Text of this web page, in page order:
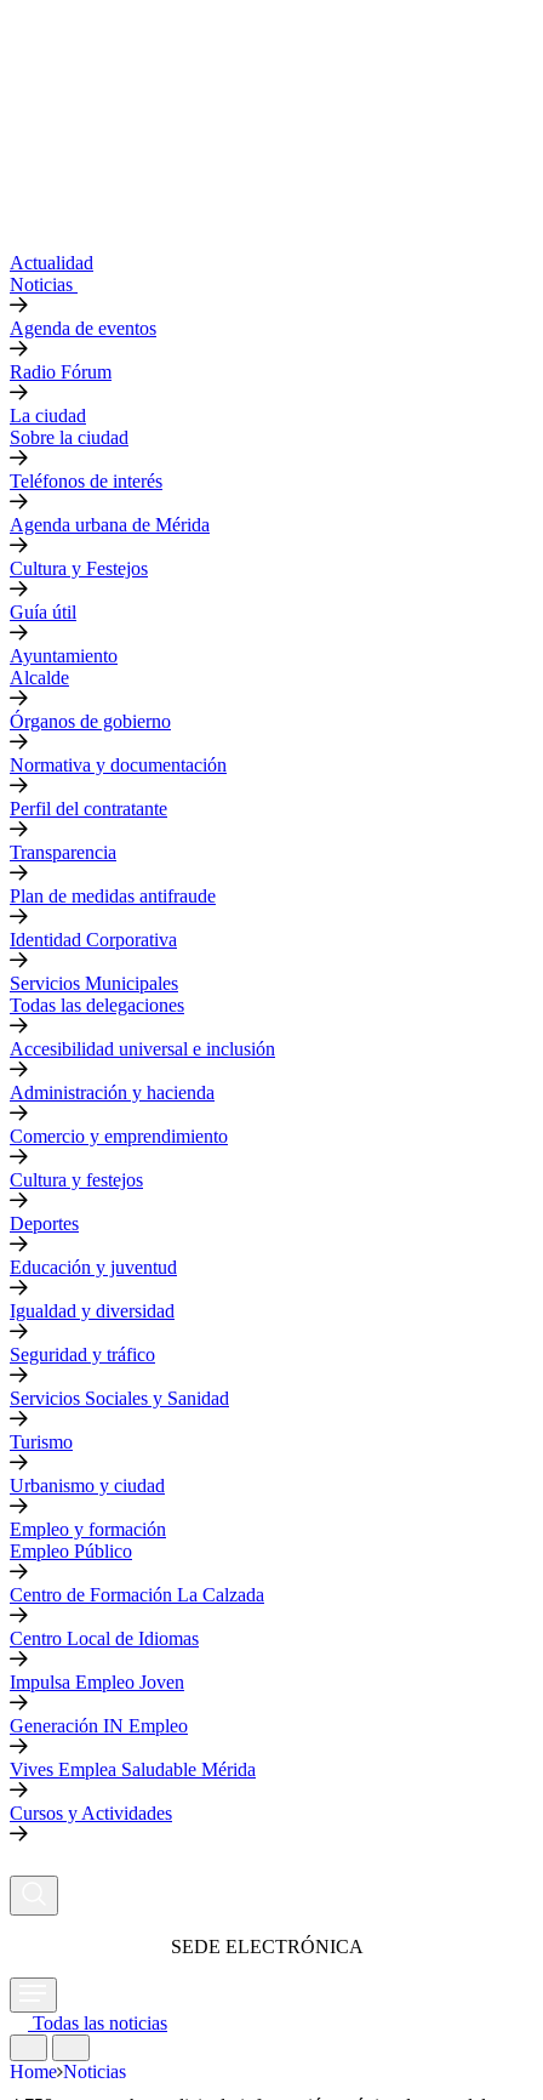
Actualidad
Noticias
Agenda de eventos
Radio Fórum
La ciudad
Sobre la ciudad
Teléfonos de interés
Agenda urbana de Mérida
Cultura y Festejos
Guía útil
Ayuntamiento
Alcalde
Órganos de gobierno
Normativa y documentación
Perfil del contratante
Transparencia
Plan de medidas antifraude
Identidad Corporativa
Servicios Municipales
Todas las delegaciones
Accesibilidad universal e inclusión
Administración y hacienda
Comercio y emprendimiento
Cultura y festejos
Deportes
Educación y juventud
Igualdad y diversidad
Seguridad y tráfico
Servicios Sociales y Sanidad
Turismo
Urbanismo y ciudad
Empleo y formación
Empleo Público
Centro de Formación La Calzada
Centro Local de Idiomas
Impulsa Empleo Joven
Generación IN Empleo
Vives Emplea Saludable Mérida
Cursos y Actividades
SEDE ELECTRÓNICA
Todas las noticias
Home Noticias